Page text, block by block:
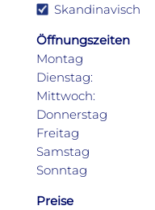
Skandinavisch
Öffnungszeiten
Montag
Dienstag:
Mittwoch:
Donnerstag
Freitag
Samstag
Sonntag
Preise